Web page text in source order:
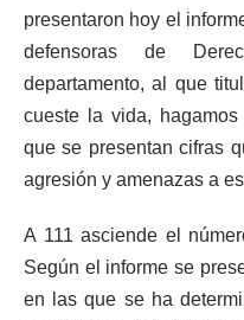
presentaron hoy el
defensoras de
departamento, al que
cueste la vida,
que se presentan cifras
agresión y amenazas a
A 111 asciende el
Según el informe se
en las que se ha